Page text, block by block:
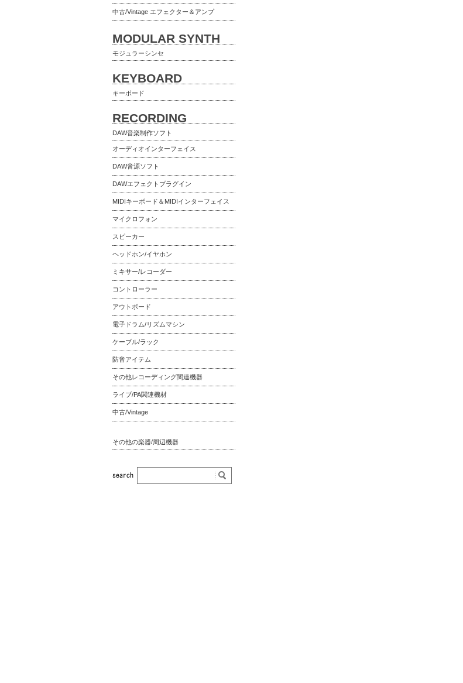
中古/Vintage エフェクター＆アンプ
MODULAR SYNTH
モジュラーシンセ
KEYBOARD
キーボード
RECORDING
DAW音楽制作ソフト
オーディオインターフェイス
DAW音源ソフト
DAWエフェクトプラグイン
MIDIキーボード＆MIDIインターフェイス
マイクロフォン
スピーカー
ヘッドホン/イヤホン
ミキサー/レコーダー
コントローラー
アウトボード
電子ドラム/リズムマシン
ケーブル/ラック
防音アイテム
その他レコーディング関連機器
ライブ/PA関連機材
中古/Vintage
その他の楽器/周辺機器